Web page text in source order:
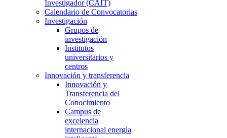
Investigador (CAIT)
Calendario de Convocatorias
Investigación
Grupos de
investigación
Institutos
universitarios y
centros
Innovación y transferencia
Innovación y
Transferencia del
Conocimiento
Campus de
excelencia
internacional energia